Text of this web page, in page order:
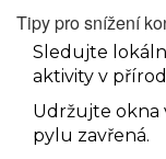
Tipy pro snížení
Sledujte
aktivity v
Udržujte okna
pylu zavřená.